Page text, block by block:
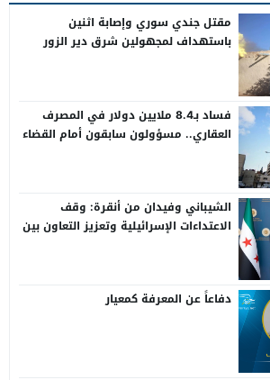
مقتل جندي سوري وإصابة اثنين
باستهداف لمجهولين شرق دير الزور
فساد بـ8.4 ملايين دولار في المصرف
العقاري.. مسؤولون سابقون أمام القضاء
الشيباني وفيدان من أنقرة: وقف
الاعتداءات الإسرائيلية وتعزيز التعاون بين
دفاعاً عن المعرفة كمعيار